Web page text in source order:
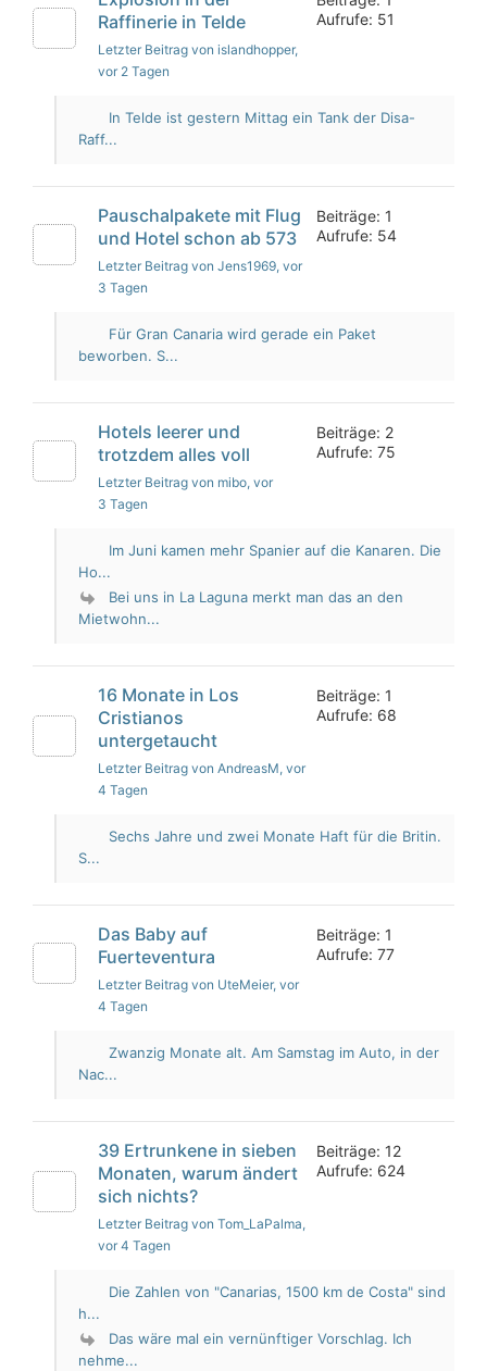
Raffinerie in Telde
Letzter Beitrag von islandhopper,
vor 2 Tagen
Aufrufe: 51
In Telde ist gestern Mittag ein Tank der Disa-
Raff...
Pauschalpakete mit Flug
und Hotel schon ab 573
Letzter Beitrag von Jens1969, vor
3 Tagen
Beiträge: 1
Aufrufe: 54
Für Gran Canaria wird gerade ein Paket
beworben. S...
Hotels leerer und
trotzdem alles voll
Letzter Beitrag von mibo, vor
3 Tagen
Beiträge: 2
Aufrufe: 75
Im Juni kamen mehr Spanier auf die Kanaren. Die
Ho...
Bei uns in La Laguna merkt man das an den
Mietwohn...
16 Monate in Los
Cristianos
untergetaucht
Letzter Beitrag von AndreasM, vor
4 Tagen
Beiträge: 1
Aufrufe: 68
Sechs Jahre und zwei Monate Haft für die Britin.
S...
Das Baby auf
Fuerteventura
Letzter Beitrag von UteMeier, vor
4 Tagen
Beiträge: 1
Aufrufe: 77
Zwanzig Monate alt. Am Samstag im Auto, in der
Nac...
39 Ertrunkene in sieben
Monaten, warum ändert
sich nichts?
Letzter Beitrag von Tom_LaPalma,
vor 4 Tagen
Beiträge: 12
Aufrufe: 624
Die Zahlen von "Canarias, 1500 km de Costa" sind
h...
Das wäre mal ein vernünftiger Vorschlag. Ich
nehme...